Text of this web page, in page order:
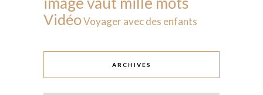
VidéoVoyager avec des enfants
ARCHIVES